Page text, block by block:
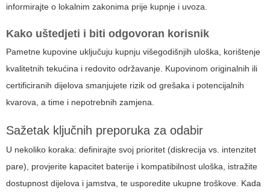
informirajte o lokalnim zakonima prije kupnje i uvoza.
Kako uštedjeti i biti odgovoran korisnik
Pametne kupovine uključuju kupnju višegodišnjih uloška, korištenje
kvalitetnih tekućina i redovito održavanje. Kupovinom originalnih ili
certificiranih dijelova smanjujete rizik od grešaka i potencijalnih
kvarova, a time i nepotrebnih zamjena.
Sažetak ključnih preporuka za odabir
U nekoliko koraka: definirajte svoj prioritet (diskrecija vs. intenzitet
pare), provjerite kapacitet baterije i kompatibilnost uloška, istražite
dostupnost dijelova i jamstva, te usporedite ukupne troškove. Kada